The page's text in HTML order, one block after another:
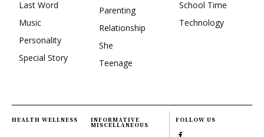
Last Word
Music
Personality
Special Story
Parenting
Relationship
She
Teenage
School Time
Technology
HEALTH WELLNESS INFORMATIVE
MISCELLANEOUS
FOLLOW US